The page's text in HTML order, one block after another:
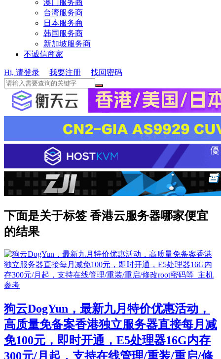
澳门服务商
台湾服务商
日本服务商
韩国服务商
新加坡服务商
不诚信商家
Hi, 请登录 我要注册 找回密码
下面是关于标签 香港云服务器哪家便宜
的结果
狗云DogYun，最新九月特价优惠活动，
高质量免备案香港独立服务器直接每月减
免100元，即时开通，E5处理器16G内存
300元/月起，支持在线管理/重装/重启/修